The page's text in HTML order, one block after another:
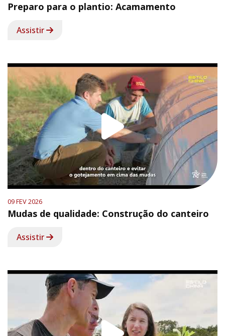
Preparo para o plantio: Acamamento
Assistir
09 FEV 2026
Mudas de qualidade: Construção do canteiro
Assistir